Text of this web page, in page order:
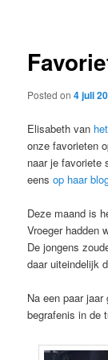
content
Posted on4 juli
Elisabeth van
onze favorieten
naar je favoriete
eensop haar
Deze maand is
Vroeger hadden
De jongens
daar uiteindelijk
Na een paar
begrafenis in de